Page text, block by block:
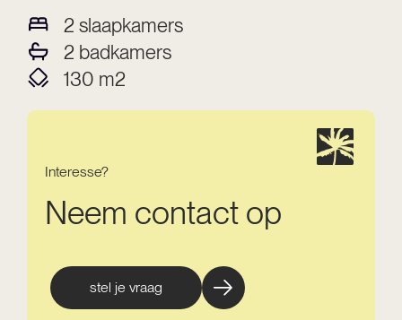
2 slaapkamers
2 badkamers
130 m2
Interesse?
Neem contact op
stel je vraag